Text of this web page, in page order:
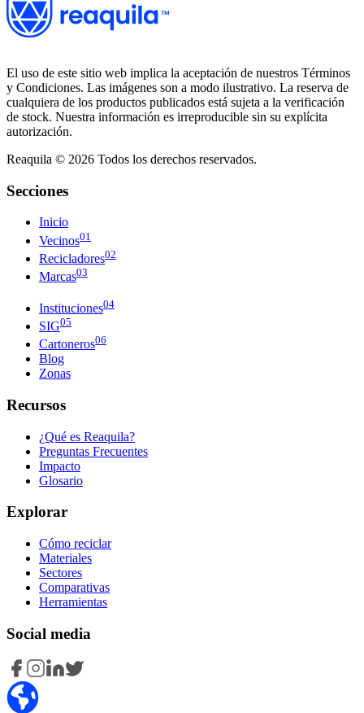
El uso de este sitio web implica la aceptación de nuestros Términos
y Condiciones. Las imágenes son a modo ilustrativo. La reserva de
cualquiera de los productos publicados está sujeta a la verificación
de stock. Nuestra información es irreproducible sin su explícita
autorización.
Reaquila © 2026 Todos los derechos reservados.
Secciones
Inicio
Vecinos01
Recicladores02
Marcas03
Instituciones04
SIG05
Cartoneros06
Blog
Zonas
Recursos
¿Qué es Reaquila?
Preguntas Frecuentes
Impacto
Glosario
Explorar
Cómo reciclar
Materiales
Sectores
Comparativas
Herramientas
Social media